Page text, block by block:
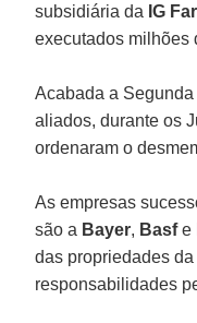
subsidiária da IG
executados milhões
Acabada a
aliados, durante os
ordenaram o
As empresas
são a Bayer, Basfe
das propriedades da
responsabilidades